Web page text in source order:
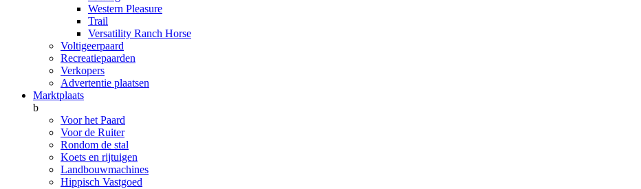
Western Pleasure
Trail
Versatility Ranch Horse
Voltigeerpaard
Recreatiepaarden
Verkopers
Advertentie plaatsen
Marktplaats
b
Voor het Paard
Voor de Ruiter
Rondom de stal
Koets en rijtuigen
Landbouwmachines
Hippisch Vastgoed